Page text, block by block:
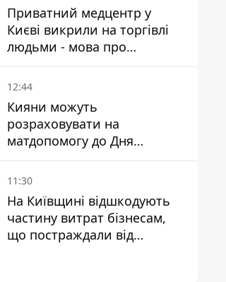
Приватний медцентр у
Києві викрили на торгівлі
людьми - мова про
сурогатне материнство
12:44
Кияни можуть
розраховувати на
матдопомогу до Дня
незалежності - кому її
дадуть
11:30
На Київщині відшкодують
частину витрат бізнесам,
що постраждали від